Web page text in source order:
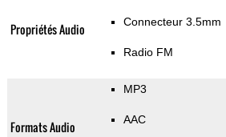
Propriétés Audio Connecteur 3.5mm
Radio FM
Formats Audio
MP3
AAC